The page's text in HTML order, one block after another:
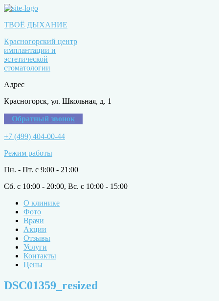
ТВОЁ ДЫХАНИЕ
Красногорский центр
имплантации и
эстетической
стоматологии
Адрес
Красногорск, ул. Школьная, д. 1
Обратный звонок
+7 (499) 404-00-44
Режим работы
Пн. - Пт. с 9:00 - 21:00
Сб. с 10:00 - 20:00, Вс. с 10:00 - 15:00
О клинике
Фото
Врачи
Акции
Отзывы
Услуги
Контакты
Цены
DSC01359_resized